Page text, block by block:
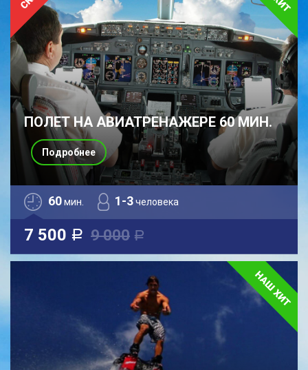
ПОЛЕТ НА АВИАТРЕНАЖЕРЕ 60 МИН.
60мин. 1-3человека
7 500 a 9 000 a
Подробнее